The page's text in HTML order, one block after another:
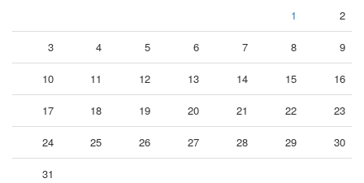
1 2
3 4 5 6 7 8 9
10 11 12 13 14 15 16
17 18 19 20 21 22 23
24 25 26 27 28 29 30
31